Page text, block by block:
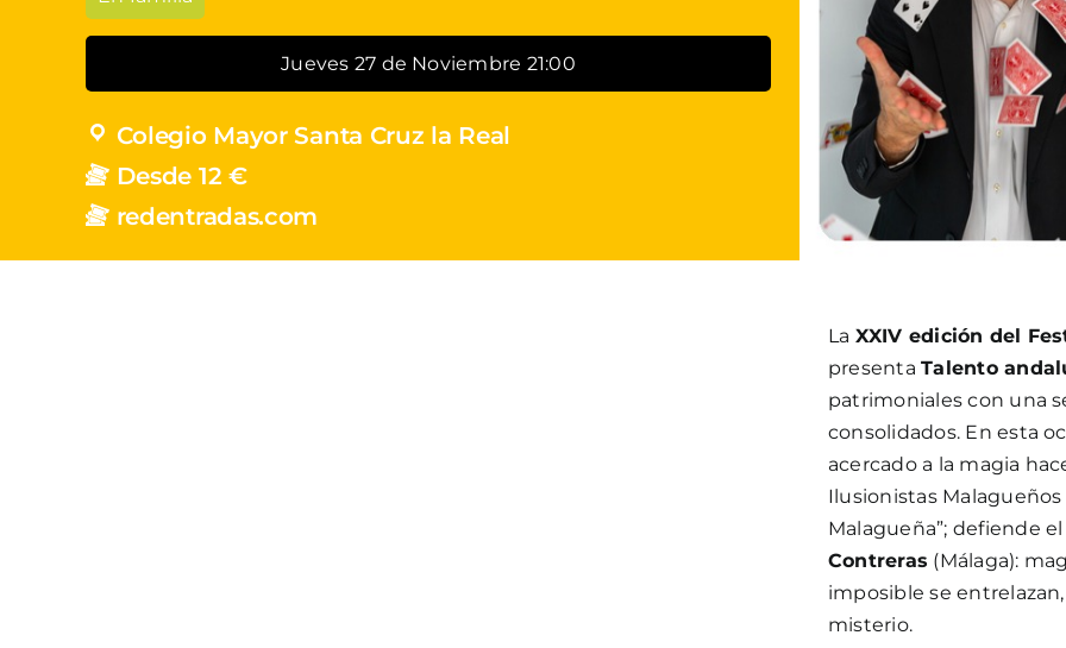
Jueves 27 de Noviembre 21:00
Colegio Mayor Santa Cruz la Real
Desde 12 €
redentradas.com
La XXIV edición del
presentaTalento
patrimoniales con una
consolidados. En esta
acercado a la magia
Ilusionistas
Malagueña”; defiende
Contreras (Málaga):
imposible se
misterio.